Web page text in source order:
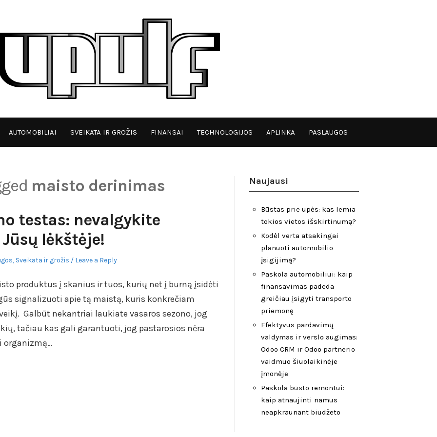
AUTOMOBILIAI SVEIKATA IR GROŽIS FINANSAI TECHNOLOGIJOS APLINKA PASLAUGOS
maisto derinimas
testas: nevalgykite
lėkštėje!
, Sveikata ir grožis Leave a Reply
produktus į skanius ir tuos, kurių net į burną įsidėti
signalizuoti apie tą maistą, kuris konkrečiam
Galbūt nekantriai laukiate vasaros sezono, jog
tačiau kas gali garantuoti, jog pastarosios nėra
organizmą…
Naujausi
Būstas prie upės: kas lemia
tokios vietos išskirtinumą?
Kodėl verta atsakingai
planuoti automobilio
įsigijimą?
Paskola automobiliui: kaip
finansavimas padeda
greičiau įsigyti transporto
priemonę
Efektyvus pardavimų
valdymas ir verslo augimas:
Odoo CRM ir Odoo partnerio
vaidmuo šiuolaikinėje
įmonėje
Paskola būsto remontui:
kaip atnaujinti namus
neapkraunant biudžeto